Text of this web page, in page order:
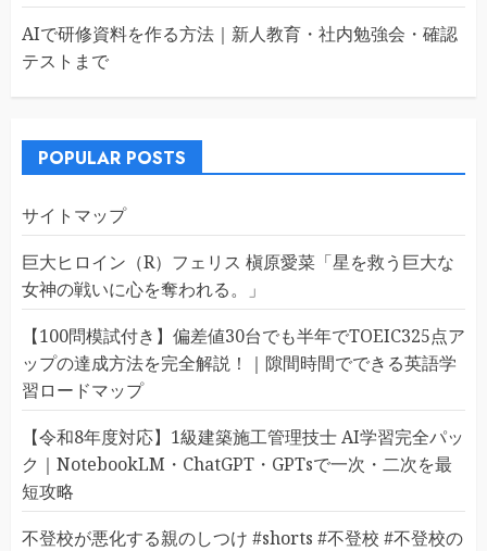
AIで研修資料を作る方法｜新人教育・社内勉強会・確認
テストまで
POPULAR POSTS
サイトマップ
巨大ヒロイン（R）フェリス 槇原愛菜「星を救う巨大な
女神の戦いに心を奪われる。」
【100問模試付き】偏差値30台でも半年でTOEIC325点ア
ップの達成方法を完全解説！｜隙間時間でできる英語学
習ロードマップ
【令和8年度対応】1級建築施工管理技士 AI学習完全パッ
ク｜NotebookLM・ChatGPT・GPTsで一次・二次を最
短攻略
不登校が悪化する親のしつけ #shorts #不登校 #不登校の